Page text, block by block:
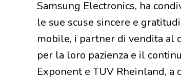
Samsung Electronics, ha
le sue scuse sincere e
mobile, i partner di vendita al
per la loro pazienza e il
Exponent e TUV Rheinland,